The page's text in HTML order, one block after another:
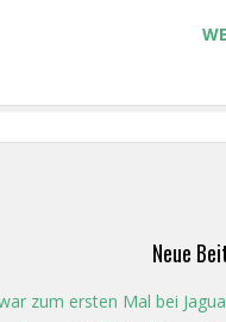
Neue
zum ersten Mal bei